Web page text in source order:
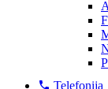
Telefonija